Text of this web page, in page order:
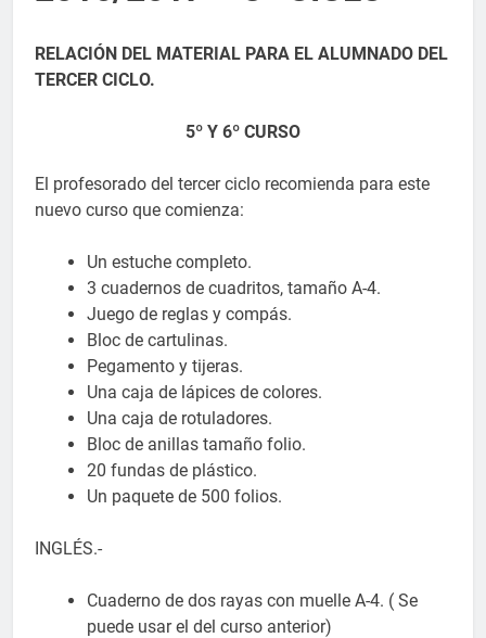
RELACIÓN DEL MATERIAL PARA EL ALUMNADO DEL
TERCER CICLO.
5º Y 6º CURSO
El profesorado del tercer ciclo recomienda para este
nuevo curso que comienza:
Un estuche completo.
3 cuadernos de cuadritos, tamaño A-4.
Juego de reglas y compás.
Bloc de cartulinas.
Pegamento y tijeras.
Una caja de lápices de colores.
Una caja de rotuladores.
Bloc de anillas tamaño folio.
20 fundas de plástico.
Un paquete de 500 folios.
INGLÉS.-
Cuaderno de dos rayas con muelle A-4. ( Se
puede usar el del curso anterior)